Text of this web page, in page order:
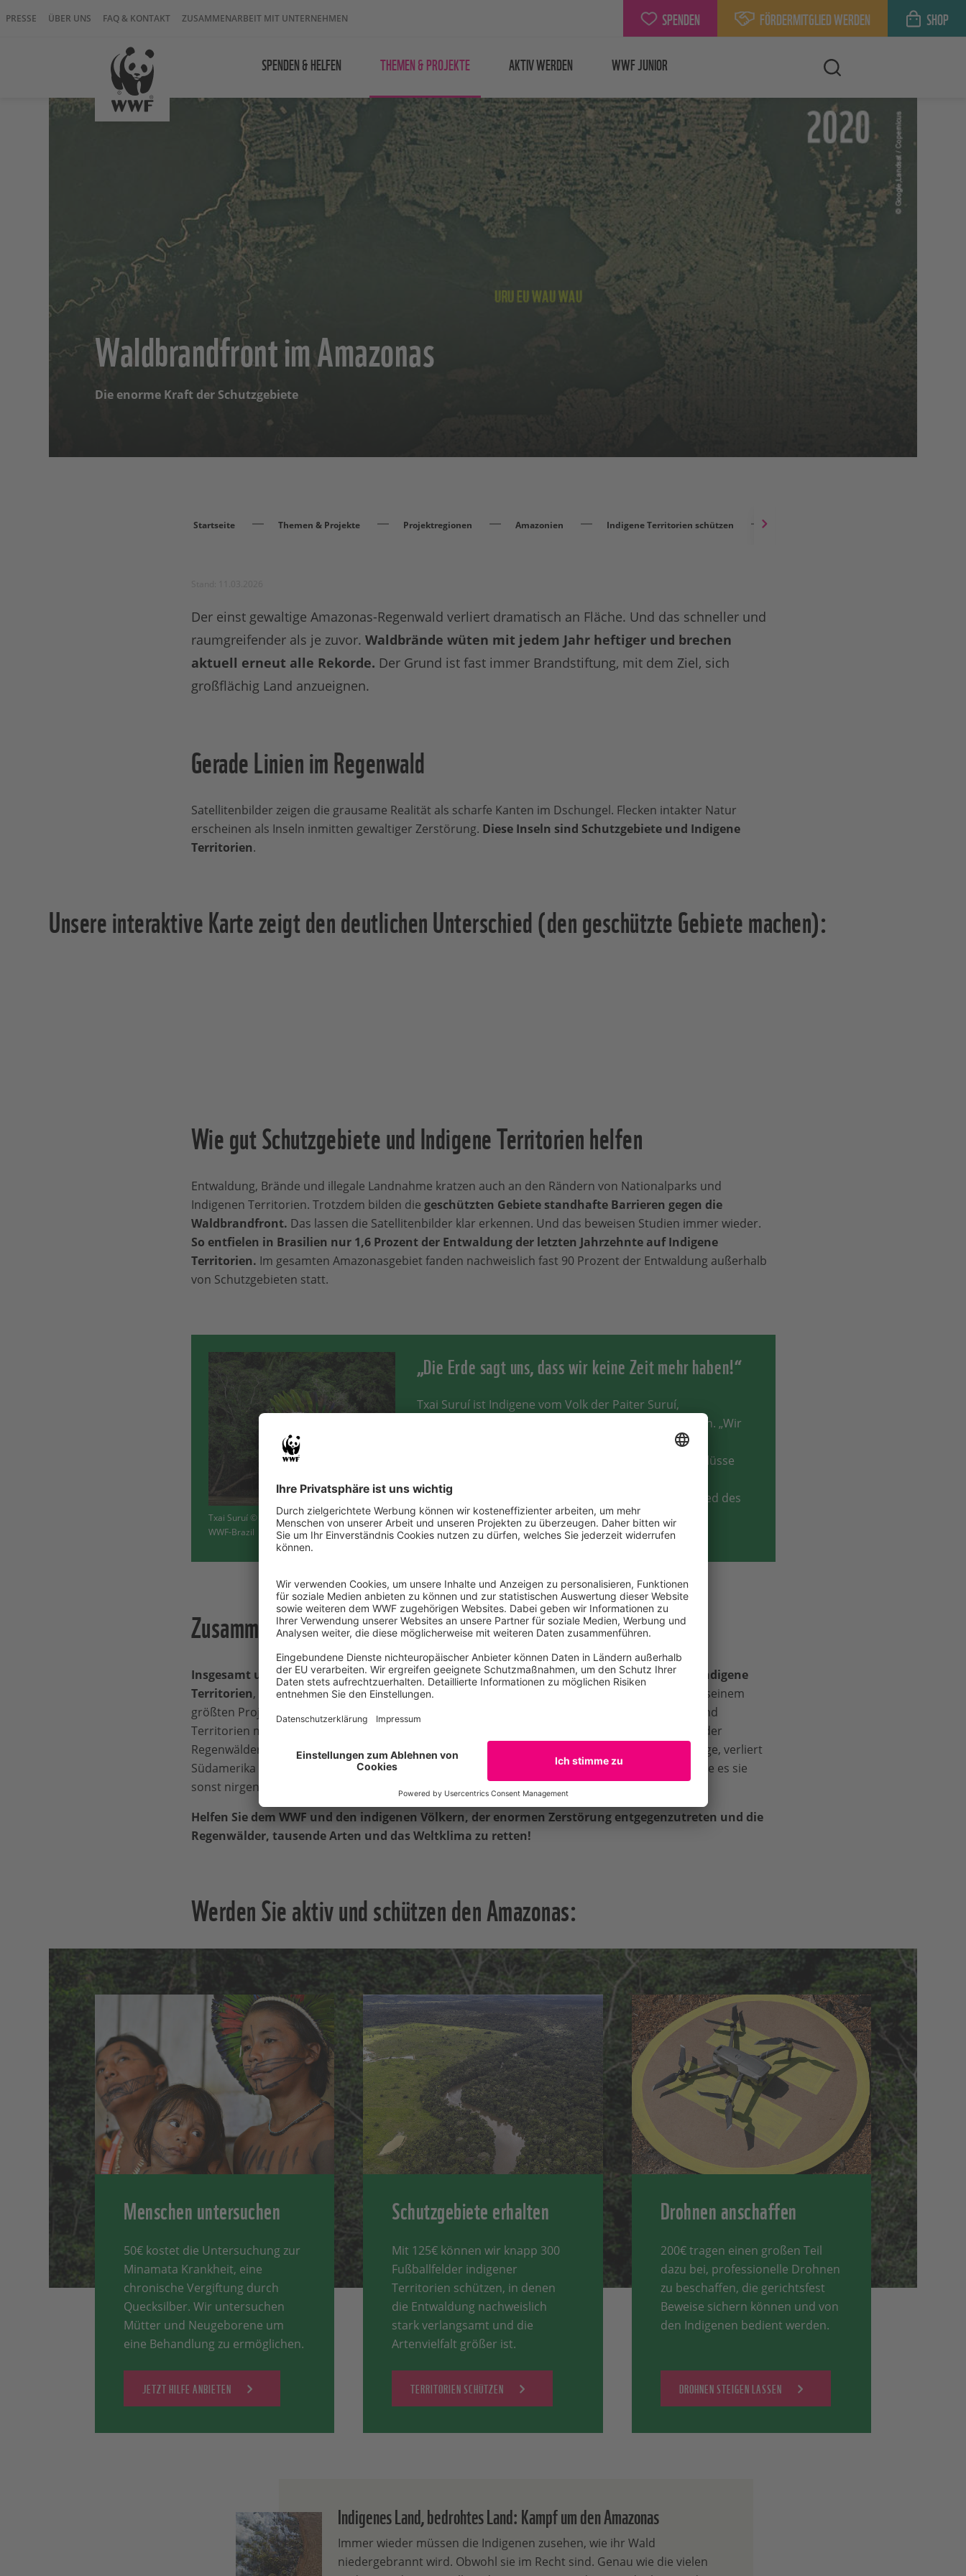
PRESSE ÜBER UNS FAQ & KONTAKT ZUSAMMENARBEIT MIT UNTERNEHMEN SPENDEN FÖRDERMITGLIED WERDEN SHOP
SPENDEN & HELFEN THEMEN & PROJEKTE AKTIV WERDEN WWF JUNIOR
Waldbrandfront im Amazonas
Die enorme Kraft der Schutzgebiete
Startseite Themen & Projekte Projektregionen Amazonien Indigene Territorien schützen
Der einst gewaltige Amazonas-Regenwald verliert dramatisch an Fläche. Und das schneller und
raumgreifender als je zuvor. Waldbrände wüten mit jedem Jahr heftiger und brechen
aktuell erneut alle Rekorde. Der Grund ist fast immer Brandstiftung, mit dem Ziel, sich
großflächig Land anzueignen.
Gerade Linien im Regenwald
Satellitenbilder zeigen die grausame Realität als scharfe Kanten im Dschungel. Flecken intakter Natur
erscheinen als Inseln inmitten gewaltiger Zerstörung. Diese Inseln sind Schutzgebiete und Indigene
Territorien.
Unsere interaktive Karte zeigt den deutlichen Unterschied (den geschützte Gebiete machen):
Wie gut Schutzgebiete und Indigene Territorien helfen
Entwaldung, Brände und illegale Landnahme kratzen auch an den Rändern von Nationalparks und
Indigenen Territorien. Trotzdem bilden die geschützten Gebiete standhafte Barrieren gegen die
Waldbrandfront. Das lassen die Satellitenbilder klar erkennen. Und das beweisen Studien immer wieder.
So entfielen in Brasilien nur 1,6 Prozent der Entwaldung der letzten Jahrzehnte auf Indigene
Territorien. Im gesamten Amazonasgebiet fanden nachweislich fast 90 Prozent der Entwaldung außerhalb
von Schutzgebieten statt.
Txai Suruí © Mboakara Uru eu wau wau /
WWF-Brazil
„Die Erde sagt uns, dass wir keine Zeit mehr haben!“
Txai Suruí ist Indigene vom Volk der Paiter Suruí,
Häuptlingstochter, Jurastudentin und Umweltaktivistin. „Wir
Indigene stehen im Kampf gegen den Klimawandel an
vorderster Front“, sagt sie. „Die Tiere verschwinden, Flüsse
früher.“ Txai Surui ist seit diesem Jahr offizielles Mitglied des
Beratungsgremiums (conselho deliberativo) des WWF
Brasilien.
Zusammen für den Regenwald
Insgesamt unterstützt der WWF in Amazonien21 unterschiedliche Schutzgebiete und 37 Indigene
Territorien, geprägt vor allem von der engen Zusammenarbeit mit der lokalen Bevölkerung. In seinem
größten Projekt in Südamerika stellt sich der WWF an die Seite der Indigenen, die ihre Rechte und
Territorien mehr denn je verteidigen müssen und deren Gebiete so wichtig sind für den Erhalt der
Regenwälder. Denn stirbt der Amazonas, verlieren die traditionellen Völker ihre Lebensgrundlage, verliert
Südamerika einen unersetzlichen Süßwasserspeicher und verlieren wir alle eine Artenvielfalt, wie es sie
sonst nirgendwo gibt und einen wesentlichen Stabilisator unseres Klimas.
Helfen Sie dem WWF und den indigenen Völkern, der enormen Zerstörung entgegenzutreten und die
Regenwälder, tausende Arten und das Weltklima zu retten!
Werden Sie aktiv und schützen den Amazonas:
Menschen untersuchen
50€ kostet die Untersuchung zur
Minamata Krankheit, eine
chronische Vergiftung durch
Quecksilber. Wir untersuchen
Mütter und Neugeborene um
eine Behandlung zu ermöglichen.
JETZT HILFE ANBIETEN
Schutzgebiete erhalten
Mit 125€ können wir knapp 300
Fußballfelder indigener
Territorien schützen, in denen
die Entwaldung nachweislich
stark verlangsamt und die
Artenvielfalt größer ist.
TERRITORIEN SCHÜTZEN
Drohnen anschaffen
200€ tragen einen großen Teil
dazu bei, professionelle Drohnen
zu beschaffen, die gerichtsfest
Beweise sichern können und von
den Indigenen bedient werden.
DROHNEN STEIGEN LASSEN
Indigenes Land, bedrohtes Land: Kampf um den Amazonas
Immer wieder müssen die Indigenen zusehen, wie ihr Wald
niedergebrannt wird. Obwohl sie im Recht sind. Genau wie die vielen